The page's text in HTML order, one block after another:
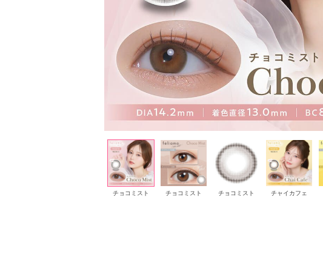
チョコミスト チョコミスト チョコミスト チャイカフェ